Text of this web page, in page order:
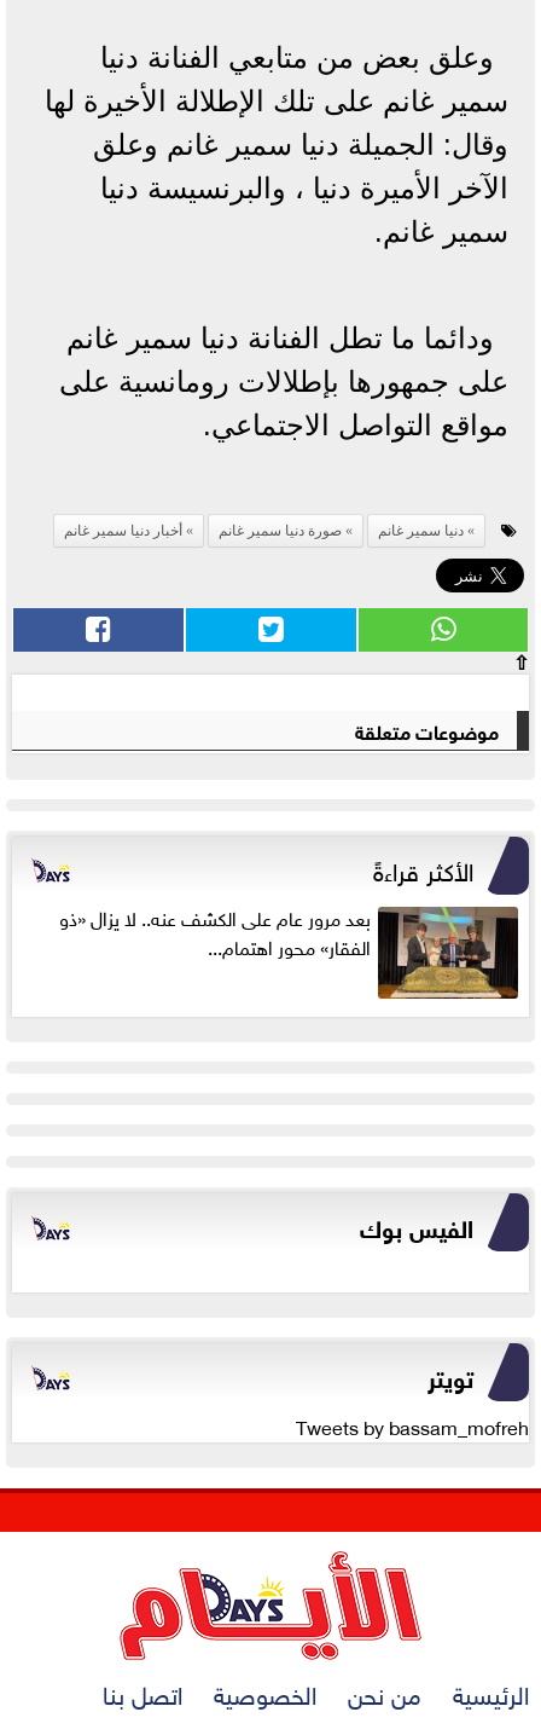
وعلق بعض من متابعي الفنانة دنيا
سمير غانم على تلك الإطلالة الأخيرة لها
وقال: الجميلة دنيا سمير غانم وعلق
الآخر الأميرة دنيا ، والبرنسيسة دنيا
سمير غانم.
ودائما ما تطل الفنانة دنيا سمير غانم
على جمهورها بإطلالات رومانسية على
مواقع التواصل الاجتماعي.
دنيا سمير غانم صورة دنيا سمير غانم أخبار دنيا سمير غانم
⇧
موضوعات متعلقة
الأكثر قراءةً
بعد مرور عام على الكشف عنه.. لا يزال «ذو
الفقار» محور اهتمام...
الفيس بوك
تويتر
Tweets by bassam_mofreh
الرئيسية من نحن الخصوصية
اتصل بنا